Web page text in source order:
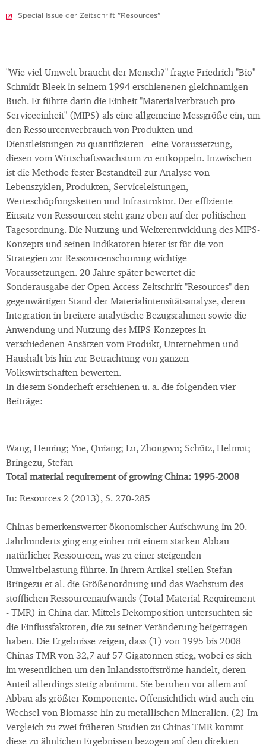
Special Issue der Zeitschrift "Resources"
"Wie viel Umwelt braucht der Mensch?" fragte Friedrich "Bio"
Schmidt-Bleek in seinem 1994 erschienenen gleichnamigen
Buch. Er führte darin die Einheit "Materialverbrauch pro
Serviceeinheit" (MIPS) als eine allgemeine Messgröße ein, um
den Ressourcenverbrauch von Produkten und
Dienstleistungen zu quantifizieren - eine Voraussetzung,
diesen vom Wirtschaftswachstum zu entkoppeln. Inzwischen
ist die Methode fester Bestandteil zur Analyse von
Lebenszyklen, Produkten, Serviceleistungen,
Werteschöpfungsketten und Infrastruktur. Der effiziente
Einsatz von Ressourcen steht ganz oben auf der politischen
Tagesordnung. Die Nutzung und Weiterentwicklung des MIPS-
Konzepts und seinen Indikatoren bietet ist für die von
Strategien zur Ressourcenschonung wichtige
Voraussetzungen. 20 Jahre später bewertet die
Sonderausgabe der Open-Access-Zeitschrift "Resources" den
gegenwärtigen Stand der Materialintensitätsanalyse, deren
Integration in breitere analytische Bezugsrahmen sowie die
Anwendung und Nutzung des MIPS-Konzeptes in
verschiedenen Ansätzen vom Produkt, Unternehmen und
Haushalt bis hin zur Betrachtung von ganzen
Volkswirtschaften bewerten.
In diesem Sonderheft erschienen u. a. die folgenden vier
Beiträge:
Wang, Heming; Yue, Quiang; Lu, Zhongwu; Schütz, Helmut;
Bringezu, Stefan
Total material requirement of growing China: 1995-2008
In: Resources 2 (2013), S. 270-285
Chinas bemerkenswerter ökonomischer Aufschwung im 20.
Jahrhunderts ging eng einher mit einem starken Abbau
natürlicher Ressourcen, was zu einer steigenden
Umweltbelastung führte. In ihrem Artikel stellen Stefan
Bringezu et al. die Größenordnung und das Wachstum des
stofflichen Ressourcenaufwands (Total Material Requirement
- TMR) in China dar. Mittels Dekomposition untersuchten sie
die Einflussfaktoren, die zu seiner Veränderung beigetragen
haben. Die Ergebnisse zeigen, dass (1) von 1995 bis 2008
Chinas TMR von 32,7 auf 57 Gigatonnen stieg, wobei es sich
im wesentlichen um den Inlandsstoffströme handelt, deren
Anteil allerdings stetig abnimmt. Sie beruhen vor allem auf
Abbau als größter Komponente. Offensichtlich wird auch ein
Wechsel von Biomasse hin zu metallischen Mineralien. (2) Im
Vergleich zu zwei früheren Studien zu Chinas TMR kommt
diese zu ähnlichen Ergebnissen bezogen auf den direkten